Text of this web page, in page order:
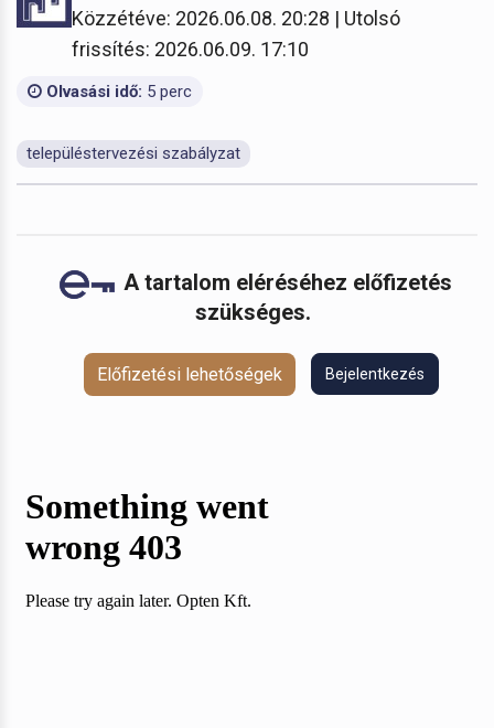
Közzétéve: 2026.06.08. 20:28 | Utolsó
frissítés: 2026.06.09. 17:10
Olvasási idő: 5 perc
településtervezési szabályzat
A tartalom eléréséhez előfizetés
szükséges.
Előfizetési lehetőségek Bejelentkezés